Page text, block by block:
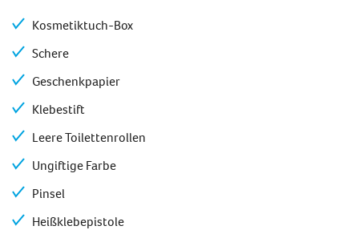
Kosmetiktuch-Box
Schere
Geschenkpapier
Klebestift
Leere Toilettenrollen
Ungiftige Farbe
Pinsel
Heißklebepistole